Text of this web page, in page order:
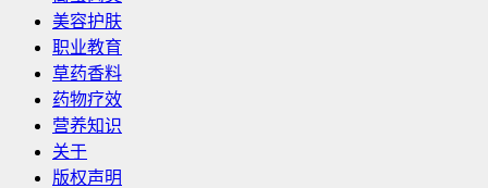
美容护肤
职业教育
草药香料
药物疗效
营养知识
关于
版权声明